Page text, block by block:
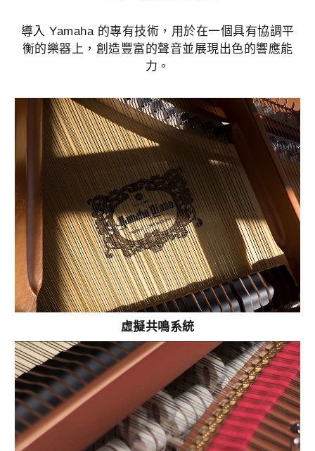
導入 Yamaha 的專有技術，用於在一個具有協調平
衡的樂器上，創造豐富的聲音並展現出色的響應能
力。
虛擬共鳴系統